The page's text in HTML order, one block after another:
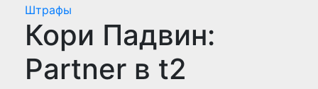
Штрафы
Кори Падвин:
Partner в t2